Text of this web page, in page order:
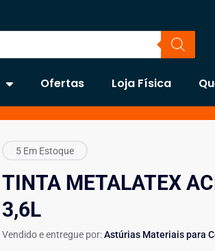
Ofertas Loja Física
5 Em Estoque
TINTA METALATEX
3,6L
Vendido e entregue por:Astúrias Materiais para